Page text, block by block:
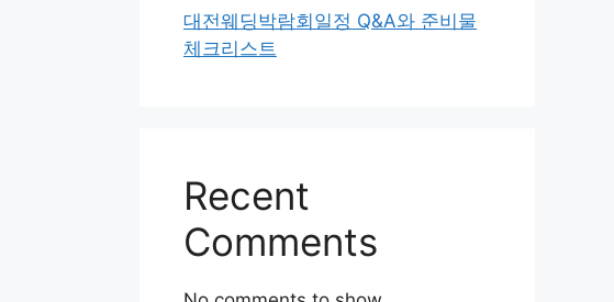
대전웨딩박람회일정 Q&A와 준비물
체크리스트
Recent
Comments